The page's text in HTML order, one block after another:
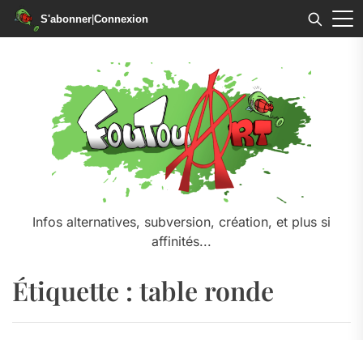
S'abonner|Connexion
Infos alternatives, subversion, création, et plus si
affinités...
Étiquette : table ronde